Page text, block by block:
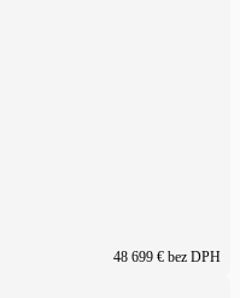
48 699 € bez DPH